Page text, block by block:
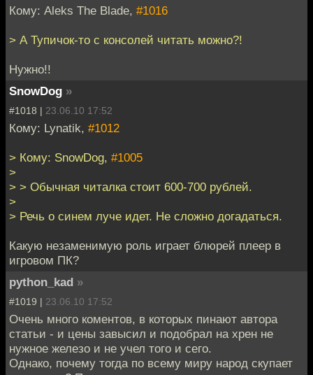
Кому: Aleks The Blade, #1016
> А Тупичок-то с консолей читать можно?!
Нужно!!
SnowDog »
#1018 | 23.06.10 17:52
Кому: Lynatik, #1012
> Кому: SnowDog, #1005
>
> > Обычная читалка стоит 600-700 рублей.
>
> Речь о синем луче идет. Не сложно догадаться.
Какую незаменимую роль играет блюрей плеер в
игровом ПК?
python_kad »
#1019 | 23.06.10 17:52
Очень много коментов, в которых пинают автора
статьи - и цены завысил и подобрал на хрен не
нужное железо и не учел того и сего.
Однако, почему тогда по всему миру народ скупает